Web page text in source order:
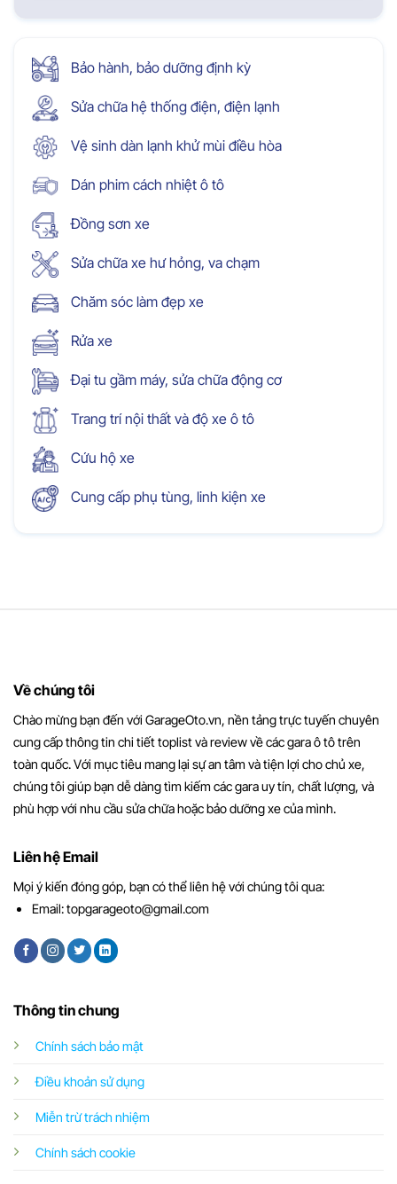
Bảo hành, bảo dưỡng định kỳ
Sửa chữa hệ thống điện, điện lạnh
Vệ sinh dàn lạnh khử mùi điều hòa
Dán phim cách nhiệt ô tô
Đồng sơn xe
Sửa chữa xe hư hỏng, va chạm
Chăm sóc làm đẹp xe
Rửa xe
Đại tu gầm máy, sửa chữa động cơ
Trang trí nội thất và độ xe ô tô
Cứu hộ xe
Cung cấp phụ tùng, linh kiện xe
Về chúng tôi
Chào mừng bạn đến với GarageOto.vn, nền tảng trực tuyến chuyên
cung cấp thông tin chi tiết toplist và review về các gara ô tô trên
toàn quốc. Với mục tiêu mang lại sự an tâm và tiện lợi cho chủ xe,
chúng tôi giúp bạn dễ dàng tìm kiếm các gara uy tín, chất lượng, và
phù hợp với nhu cầu sửa chữa hoặc bảo dưỡng xe của mình.
Thông tin chung
Chính sách bảo mật
Điều khoản sử dụng
Miễn trừ trách nhiệm
Chính sách cookie
Liên hệ Email
Mọi ý kiến đóng góp, bạn có thể liên hệ với chúng tôi qua:
Email:topgarageoto@gmail.com